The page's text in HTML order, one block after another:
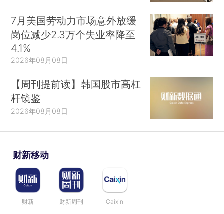
7月美国劳动力市场意外放缓
岗位减少2.3万个失业率降至
4.1%
2026年08月08日
【周刊提前读】韩国股市高杠
杆镜鉴
2026年08月08日
财新移动
财新 财新周刊 Caixin